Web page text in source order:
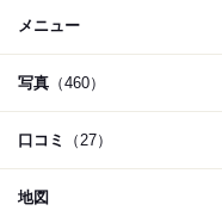
メニュー
写真 （460）
口コミ （27）
地図